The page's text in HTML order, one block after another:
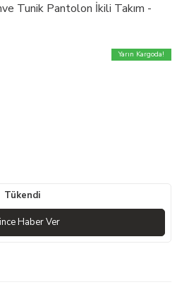
Tunik Pantolon İkili Takım -
Yarın Kargoda!
Tükendi
Haber Ver